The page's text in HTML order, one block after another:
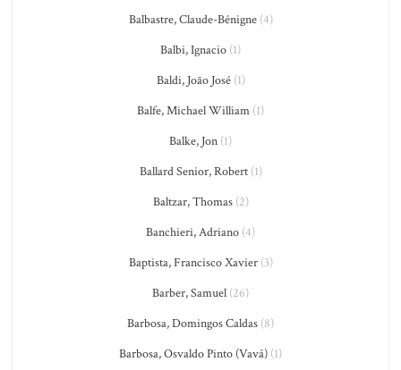
Balbastre, Claude-Bénigne(4)
Balbi, Ignacio (1)
Baldi, João José(1)
Balfe, Michael William (1)
Balke, Jon (1)
Ballard Senior, Robert(1)
Baltzar, Thomas(2)
Banchieri, Adriano (4)
Baptista, Francisco Xavier(3)
Barber, Samuel (26)
Barbosa, Domingos Caldas (8)
Barbosa, Osvaldo Pinto (Vavá) (1)